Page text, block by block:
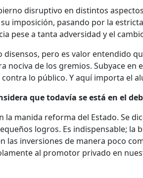
disruptivo en distintos
su imposición, pasando por la
pese a tanta adversidad y el
disensos, pero es valor entendido
nociva de los gremios. Subyace
lo público. Y aquí importa el
que todavía se está en el
la manida reforma del Estado. Se
logros. Es indispensable;
las inversiones de manera poco
al promotor privado en